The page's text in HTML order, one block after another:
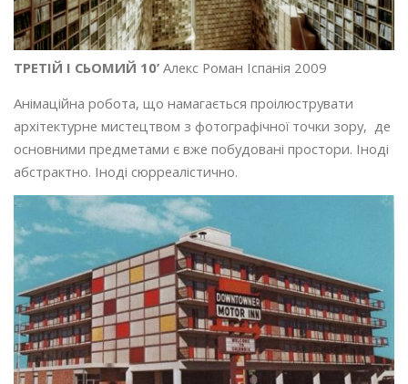
ТРЕТІЙ І СЬОМИЙ 10’ Алекс Роман Іспанія 2009
Анімаційна робота, що намагається проілюструвати
архітектурне мистецтвом з фотографічної точки зору, де
основними предметами є вже побудовані простори. Іноді
абстрактно. Іноді сюрреалістично.